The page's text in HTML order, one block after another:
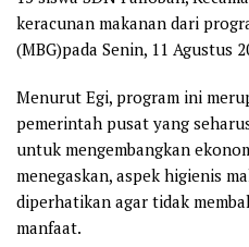
keracunan makanan dari
(MBG)pada Senin, 11 Agustus
Menurut Egi, program ini
pemerintah pusat yang
untuk mengembangkan
menegaskan, aspek higienis
diperhatikan agar tidak
manfaat.